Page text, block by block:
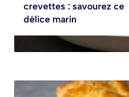
crevettes : savourez ce
délice marin